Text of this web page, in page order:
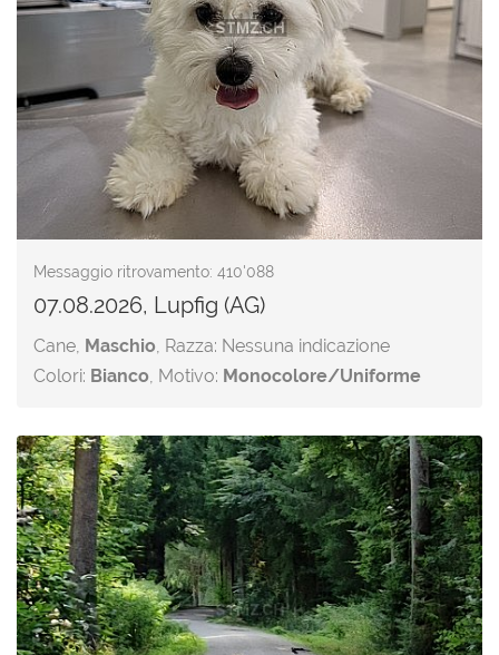
Messaggio ritrovamento: 410'088
07.08.2026, Lupfig (AG)
Cane, Maschio, Razza: Nessuna indicazione
Colori: Bianco, Motivo: Monocolore/Uniforme